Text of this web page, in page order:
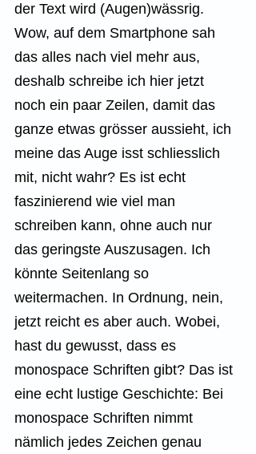
der Text wird (Augen)wässrig.
Wow, auf dem Smartphone sah
das alles nach viel mehr aus,
deshalb schreibe ich hier jetzt
noch ein paar Zeilen, damit das
ganze etwas grösser aussieht, ich
meine das Auge isst schliesslich
mit, nicht wahr? Es ist echt
faszinierend wie viel man
schreiben kann, ohne auch nur
das geringste Auszusagen. Ich
könnte Seitenlang so
weitermachen. In Ordnung, nein,
jetzt reicht es aber auch. Wobei,
hast du gewusst, dass es
monospace Schriften gibt? Das ist
eine echt lustige Geschichte: Bei
monospace Schriften nimmt
nämlich jedes Zeichen genau